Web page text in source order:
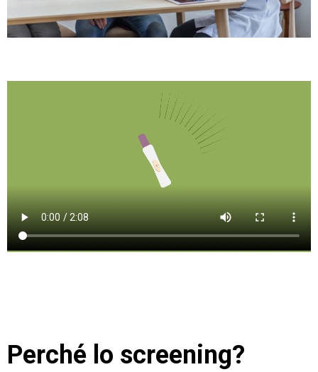
Perché lo screening?